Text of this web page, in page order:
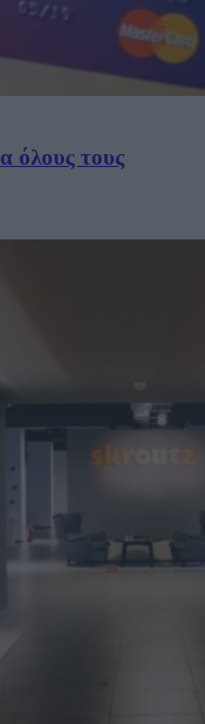
όλους τους